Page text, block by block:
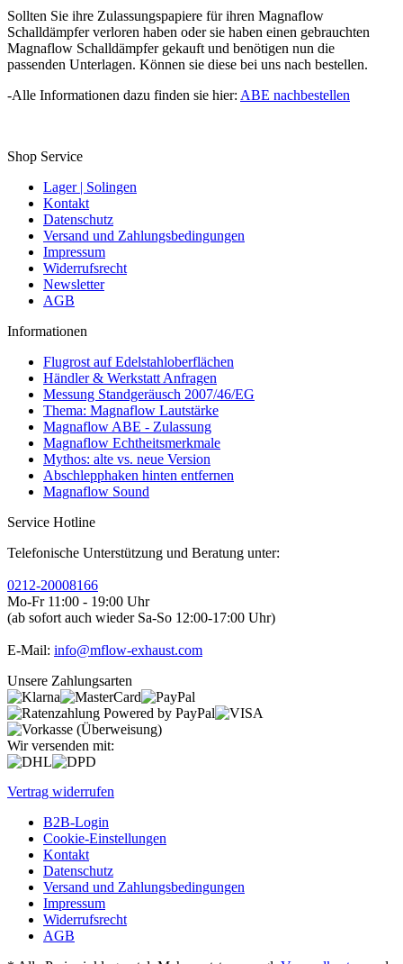
Sollten Sie ihre Zulassungspapiere für ihren Magnaflow
Schalldämpfer verloren haben oder sie haben einen gebrauchten
Magnaflow Schalldämpfer gekauft und benötigen nun die
passenden Unterlagen. Können sie diese bei uns nach bestellen.
-Alle Informationen dazu finden sie hier: ABE nachbestellen
Shop Service
Lager | Solingen
Kontakt
Datenschutz
Versand und Zahlungsbedingungen
Impressum
Widerrufsrecht
Newsletter
AGB
Informationen
Flugrost auf Edelstahloberflächen
Händler & Werkstatt Anfragen
Messung Standgeräusch 2007/46/EG
Thema: Magnaflow Lautstärke
Magnaflow ABE - Zulassung
Magnaflow Echtheitsmerkmale
Mythos: alte vs. neue Version
Abschlepphaken hinten entfernen
Magnaflow Sound
Service Hotline
Telefonische Unterstützung und Beratung unter:
0212-20008166
Mo-Fr 11:00 - 19:00 Uhr
(ab sofort auch wieder Sa-So 12:00-17:00 Uhr)
E-Mail: info@mflow-exhaust.com
Unsere Zahlungsarten
Wir versenden mit:
Vertrag widerrufen
B2B-Login
Cookie-Einstellungen
Kontakt
Datenschutz
Versand und Zahlungsbedingungen
Impressum
Widerrufsrecht
AGB